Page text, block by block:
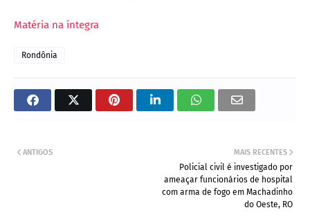
Matéria na íntegra
Rondônia
MAIS RECENTES
Policial civil é investigado por
ameaçar funcionários de hospital
com arma de fogo em Machadinho
do Oeste, RO
ANTIGOS